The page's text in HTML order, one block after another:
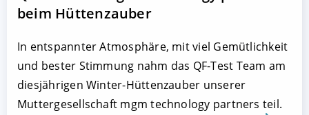
beim Hüttenzauber
In entspannter Atmosphäre, mit viel Gemütlichkeit
und bester Stimmung nahm das QF-Test Team am
diesjährigen Winter-Hüttenzauber unserer
Muttergesellschaft mgm technology partners teil.